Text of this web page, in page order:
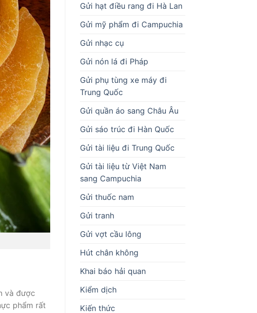
và được
phẩm rất
Gửi hạt điều rang đi Hà Lan
Gửi mỹ phẩm đi Campuchia
Gửi nhạc cụ
Gửi nón lá đi Pháp
Gửi phụ tùng xe máy đi
Trung Quốc
Gửi quần áo sang Châu Âu
Gửi sáo trúc đi Hàn Quốc
Gửi tài liệu đi Trung Quốc
Gửi tài liệu từ Việt Nam
sang Campuchia
Gửi thuốc nam
Gửi tranh
Gửi vợt cầu lông
Hút chân không
Khai báo hải quan
Kiểm dịch
Kiến thức